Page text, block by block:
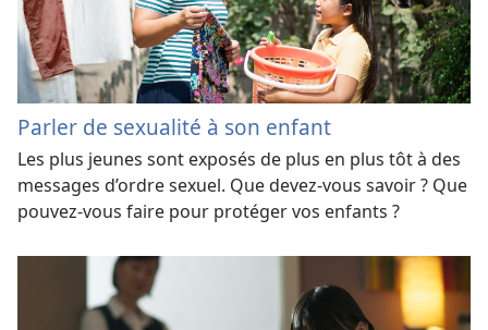
Parler de sexualité à son enfant
Les plus jeunes sont exposés de plus en plus tôt à des
messages d’ordre sexuel. Que devez-​vous savoir ? Que
pouvez-​vous faire pour protéger vos enfants ?